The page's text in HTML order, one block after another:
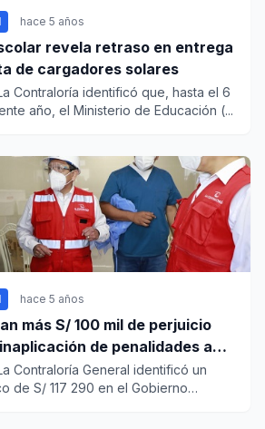
hace 5 años
revela retraso en entrega
de cargadores solares
Contraloría identificó que, hasta el 6
año, el Ministerio de Educación (...
hace 5 años
más S/ 100 mil de perjuicio
de penalidades a
Contraloría General identificó un
de S/ 117 290 en el Gobierno